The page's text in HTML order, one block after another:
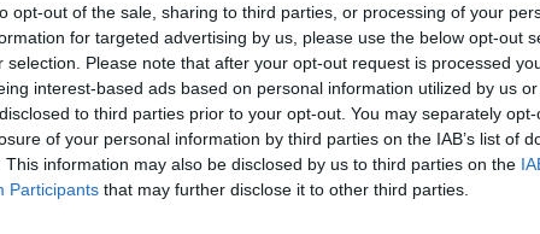
opt-out of the sale, sharing to third parties, or processing of your
for targeted advertising by us, please use the below opt-out
selection. Please note that after your opt-out request is processed
interest-based ads based on personal information utilized by us
to third parties prior to your opt-out. You may separately
of your personal information by third parties on the IAB’s list of
This information may also be disclosed by us to third parties on the
Participants that may further disclose it to other third parties.
Avellino, Iannarilli: "Gol al
Catanzaro? Un orgoglio, ma mio
figlio deve capire che il portiere deve
prima parare"
Avellino, Iannarilli: "Il mio gol è
l'essenza del calcio"
TB - Schira: "Iannarilli goleador
all’ultimo respiro: secondo gol in